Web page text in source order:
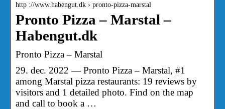
http ://www.habengut.dk › pronto-pizza-marstal
Pronto Pizza – Marstal –
Habengut.dk
Pronto Pizza – Marstal
29. dec. 2022 — Pronto Pizza – Marstal, #1
among Marstal pizza restaurants: 19 reviews by
visitors and 1 detailed photo. Find on the map
and call to book a …